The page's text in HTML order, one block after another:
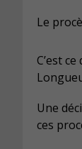
Le
C’est
Une
ces